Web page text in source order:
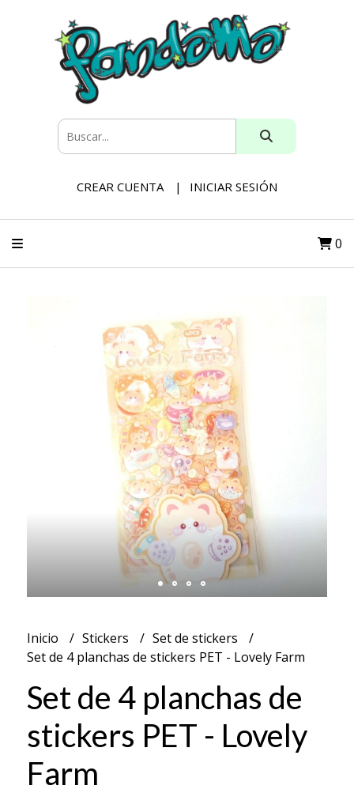
CREAR CUENTA INICIAR SESIÓN
0
Inicio Stickers
Set de stickers
Set de 4 planchas de stickers PET - Lovely Farm
Set de 4 planchas de
stickers PET - Lovely
Farm